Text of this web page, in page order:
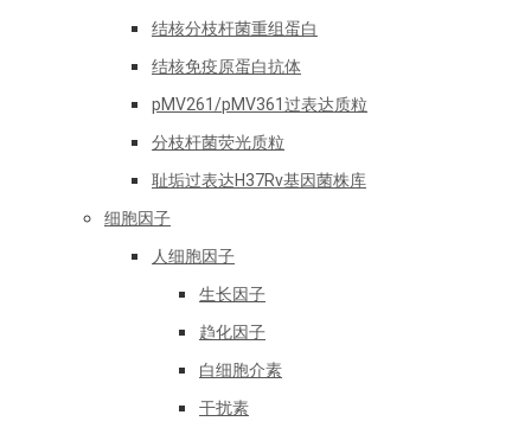
结核分枝杆菌重组蛋白
结核免疫原蛋白抗体
pMV261/pMV361过表达质粒
分枝杆菌荧光质粒
耻垢过表达H37Rv基因菌株库
细胞因子
人细胞因子
生长因子
趋化因子
白细胞介素
干扰素